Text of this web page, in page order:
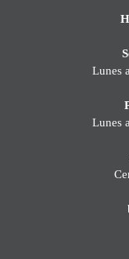
Lunes
Lunes